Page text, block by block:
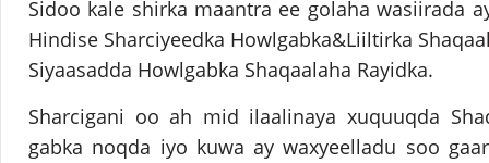
Sidoo kale shirka maantra ee golaha wasiirada
Hindise Sharciyeedka Howlgabka&Liiltirka
Siyaasadda Howlgabka Shaqaalaha Rayidka.
Sharcigani oo ah mid ilaalinaya xuquuqda
gabka noqda iyo kuwa ay waxyeelladu soo